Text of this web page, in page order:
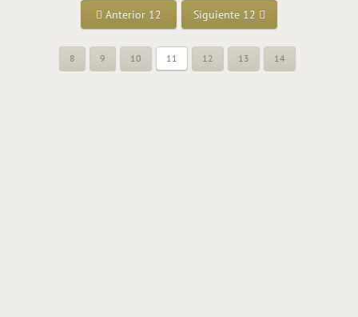
Anterior 12 Siguiente 12
8 9 10 11 12 13 14